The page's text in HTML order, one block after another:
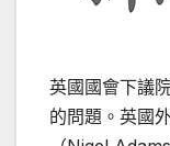
英國國會下議
的問題。英國